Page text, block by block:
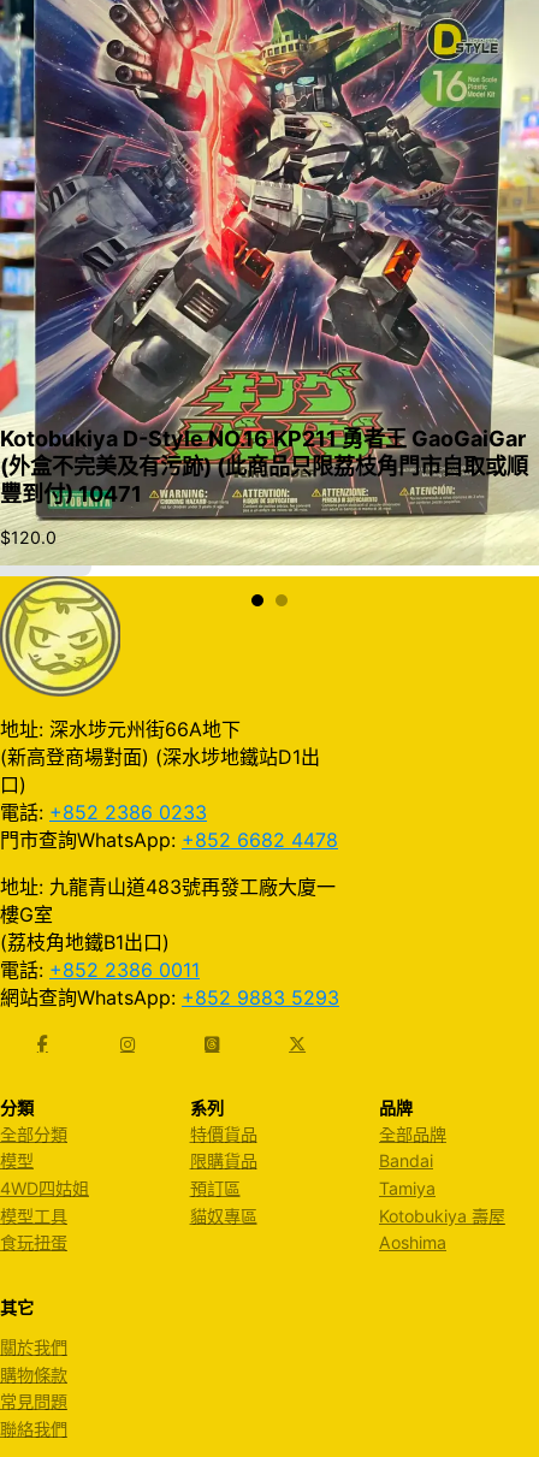
入購物車
Kotobukiya D-Style NO.16 KP211 勇者王 GaoGaiGar
(外盒不完美及有污跡) (此商品只限荔枝角門市自取或順
豐到付) 10471
$120.0
地址: 深水埗元州街66A地下
(新高登商場對面) (深水埗地鐵站D1出
口)
電話: +852 2386 0233
門市查詢WhatsApp: +852 6682 4478
地址: 九龍青山道483號再發工廠大廈一
樓G室
(荔枝角地鐵B1出口)
電話: +852 2386 0011
網站查詢WhatsApp: +852 9883 5293
分類
全部分類
模型
4WD四姑姐
模型工具
食玩扭蛋
系列
特價貨品
限購貨品
預訂區
貓奴專區
品牌
全部品牌
Bandai
Tamiya
Kotobukiya 壽屋
Aoshima
其它
關於我們
購物條款
常見問題
聯絡我們